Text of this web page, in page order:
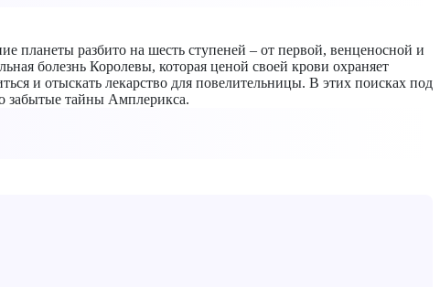
планеты разбито на шесть ступеней – от первой, венценосной и
болезнь Королевы, которая ценой своей крови охраняет
и отыскать лекарство для повелительницы. В этих поисках под
забытые тайны Амплерикса.